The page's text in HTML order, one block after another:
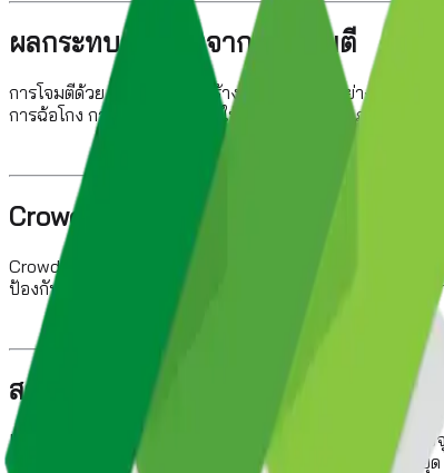
ผลกระทบร้ายแรงจากการโจมตี
การโจมตีด้วย Infostealer สร้างความเสียหายอย่างมหาศา
การฉ้อโกง การละเมิดข้อมูลทำให้เกิดค่าปรับตามกฎหมาย คว
CrowdStrike ปกป้องคุณจาก
CrowdStrike มีเทคโนโลยีรักษาความปลอดภัยที่ทำงานภายใน
ป้องกันการโจรกรรมได้แบบเรียลไทม์ พร้อมตรวจจับและหยุ
สรุป
Infostealer เป็นภัยคุกคามที่เติบโตเร็วและอันตรายที่สุดในปั
เบราว์เซอร์ที่ทำงานเชิงรุก เพื่อป้องกันการขโมยเซสชันและ